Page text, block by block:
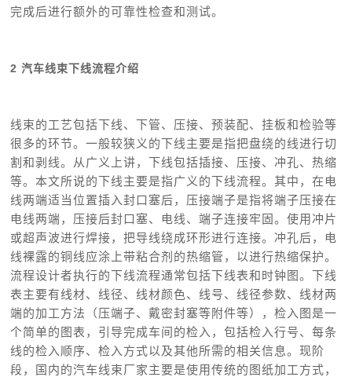
完成后进行额外的可靠性检查和测试。
2 汽车线束下线流程介绍
线束的工艺包括下线、下管、压接、预装配、挂板和检验等
很多的环节。一般较狭义的下线主要是指把盘绕的线进行切
割和剥线。从广义上讲，下线包括插接、压接、冲孔、热缩
等。本文所说的下线主要是指广义的下线流程。其中，在电
线两端适当位置插入封口塞后，压接端子是指将端子压接在
电线两端，压接后封口塞、电线、端子连接牢固。使用冲片
或超声波进行焊接，把导线绕成环形进行连接。冲孔后，电
线裸露的铜线应涂上带粘合剂的热缩管，以进行热缩保护。
流程设计者执行的下线流程通常包括下线表和时钟图。下线
表主要有线材、线径、线材颜色、线号、线径参数、线材两
端的加工方法（压端子、戴密封塞等附件等），检入图是一
个简单的图表，引导完成车间的检入，包括检入行号、每条
线的检入顺序、检入方式以及其他所需的相关信息。现阶
段，国内的汽车线束厂家主要是使用传统的图纸加工方式，